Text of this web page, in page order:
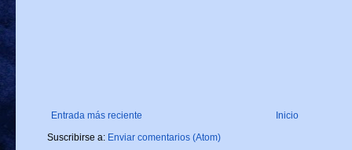
Entrada más reciente
Inicio
Suscribirse a: Enviar comentarios (Atom)